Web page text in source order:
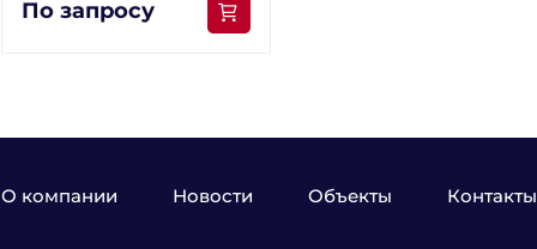
По запросу
О компании Новости Объекты Контакты